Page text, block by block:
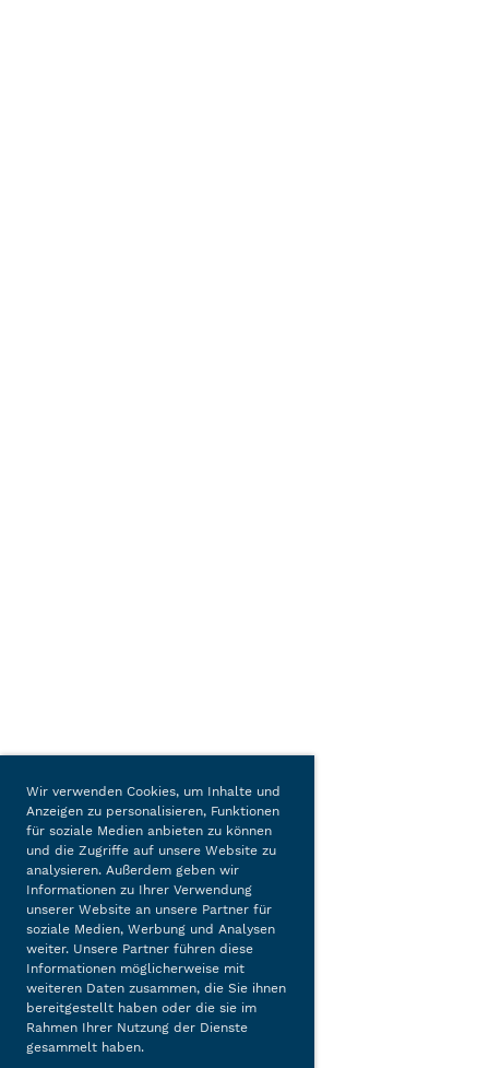
Wir verwenden Cookies, um Inhalte und
Anzeigen zu personalisieren, Funktionen
für soziale Medien anbieten zu können
und die Zugriffe auf unsere Website zu
analysieren. Außerdem geben wir
Informationen zu Ihrer Verwendung
unserer Website an unsere Partner für
soziale Medien, Werbung und Analysen
weiter. Unsere Partner führen diese
Informationen möglicherweise mit
weiteren Daten zusammen, die Sie ihnen
bereitgestellt haben oder die sie im
Rahmen Ihrer Nutzung der Dienste
gesammelt haben.